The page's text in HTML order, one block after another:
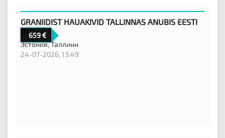
659
GRANIIDIST HAUAKIVID TALLINNAS ANUBIS EESTI
OÜ
Эстония,Таллинн
24-07-2026, 13:49